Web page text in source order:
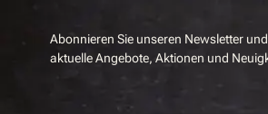
Abonnieren Sie unseren Newsletter
aktuelle Angebote, Aktionen und